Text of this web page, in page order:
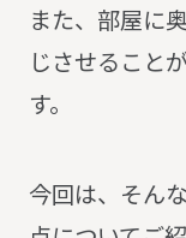
また、部屋に
じさせること
す。
今回は、そん